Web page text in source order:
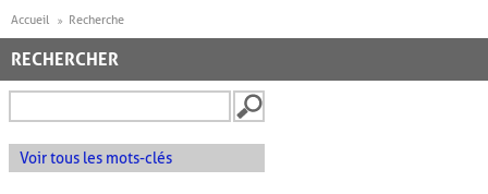
Accueil Recherche
RECHERCHER
Voir tous les mots-clés